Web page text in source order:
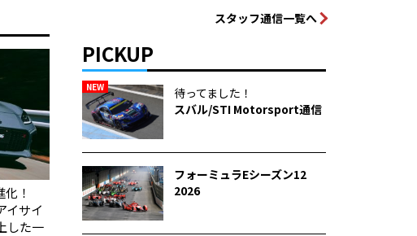
化！
イサイ
した一
スタッフ通信一覧へ
PICKUP
NEW
待ってました！
スバル/STI Motorsport通信
フォーミュラEシーズン12
2026